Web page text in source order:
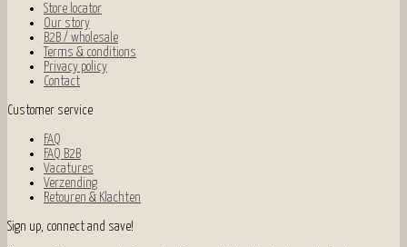
Store locator
Our story
B2B / wholesale
Terms & conditions
Privacy policy
Contact
Customer service
FAQ
FAQ B2B
Vacatures
Verzending
Retouren & Klachten
Sign up, connect and save!